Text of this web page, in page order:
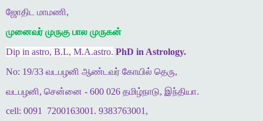
ஜோதிட மாமணி,
முனைவர் முருகு பால முருகன்
Dip in astro, B.L, M.A.astro. PhD in Astrology.
No: 19/33 வடபழனி ஆண்டவர் கோயில் தெரு,
வடபழனி, சென்னை - 600 026 தமிழ்நாடு, இந்தியா.
cell: 0091 7200163001. 9383763001,